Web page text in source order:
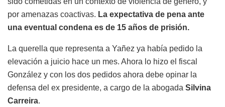
por amenazas coactivas. La expectativa de pena ante
una eventual condena es de 15 años de prisión.
La querella que representa a Yañez ya había pedido la
elevación a juicio hace un mes. Ahora lo hizo el fiscal
González y con los dos pedidos ahora debe opinar la
defensa del ex presidente, a cargo de la abogada Silvina
Carreira.